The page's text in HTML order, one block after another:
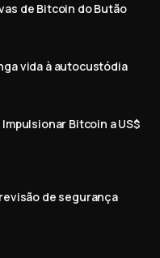
de Bitcoin do Butão
vida à autocustódia
Bitcoin a US$
de segurança